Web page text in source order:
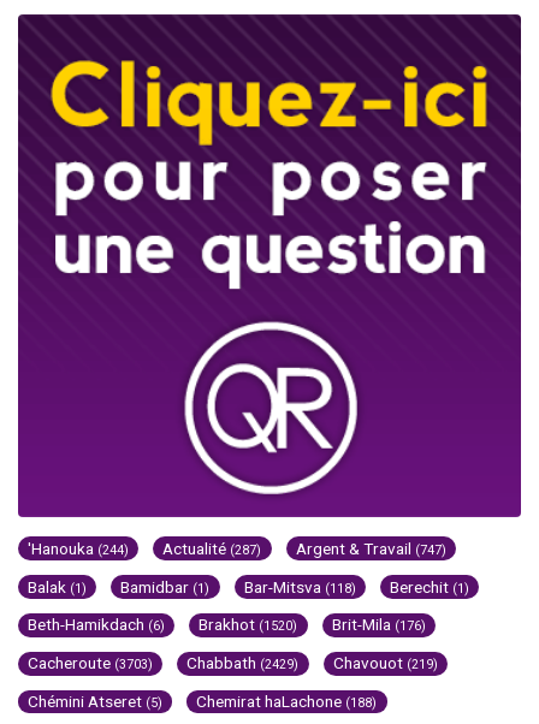
'Hanouka (244) Actualité (287) Argent & Travail (747)
Balak (1) Bamidbar (1) Bar-Mitsva (118) Berechit (1)
Beth-Hamikdach (6) Brakhot (1520) Brit-Mila (176)
Cacheroute (3703) Chabbath (2429) Chavouot (219)
Chémini Atseret (5) Chemirat haLachone (188)